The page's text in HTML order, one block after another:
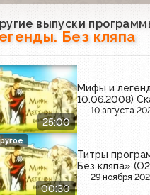
выпуски
Без кляпа
25:00
Мифы и
10.06.2008)
10 августа
00:30
Титры
Без кляпа»
29 ноября